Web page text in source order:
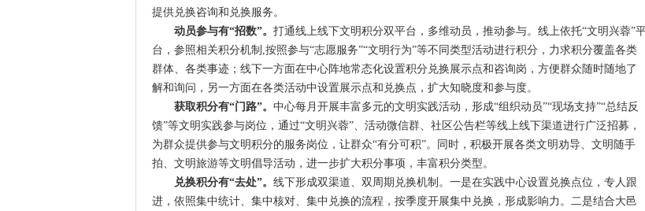
提供兑换咨询和兑换服务。
动员参与有“招数”。 打通线上线下文明积分双平台，多维动员，推动参与。线上依托“文明兴蓉”
台，参照相关积分机制,按照参与“志愿服务”“文明行为”等不同类型活动进行积分，力求积分覆盖各类
群体、各类事迹；线下一方面在中心阵地常态化设置积分兑换展示点和咨询岗，方便群众随时随地了
解和询问，另一方面在各类活动中设置展示点和兑换点，扩大知晓度和参与度。
获取积分有“门路”。 中心每月开展丰富多元的文明实践活动，形成“组织动员”“现场支持”“总结反
馈”等文明实践参与岗位，通过“文明兴蓉”、活动微信群、社区公告栏等线上线下渠道进行广泛招募，
为群众提供参与文明积分的服务岗位，让群众“有分可积”。同时，积极开展各类文明劝导、文明随手
拍、文明旅游等文明倡导活动，进一步扩大积分事项，丰富积分类型。
兑换积分有“去处”。 线下形成双渠道、双周期兑换机制。一是在实践中心设置兑换点位，专人跟
进，依照集中统计、集中核对、集中兑换的流程，按季度开展集中兑换，形成影响力。二是结合大邑